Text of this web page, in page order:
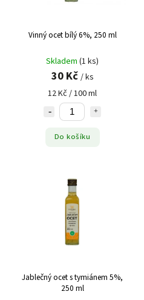
Vinný ocet bílý 6%, 250 ml
Skladem (1 ks)
30 Kč / ks
12 Kč / 100 ml
Do košíku
Jablečný ocet s tymiánem 5%,
250 ml